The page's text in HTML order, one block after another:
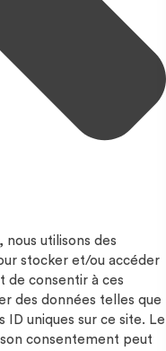
utilisons des
stocker et/ou accéder
de consentir à ces
des données telles que
uniques sur ce site. Le
consentement peut